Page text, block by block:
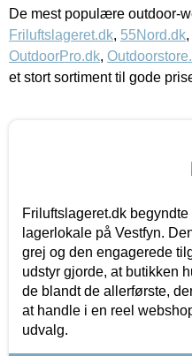
De mest populære outdoor-
Friluftslageret.dk, 55Nord.dk,
OutdoorPro.dk,
et stort sortiment til gode
Friluftslageret.dk
lagerlokale på Vestfyn.
grej og den engagerede
udstyr gjorde, at butikken
de blandt de allerførste,
at handle i en reel
udvalg.